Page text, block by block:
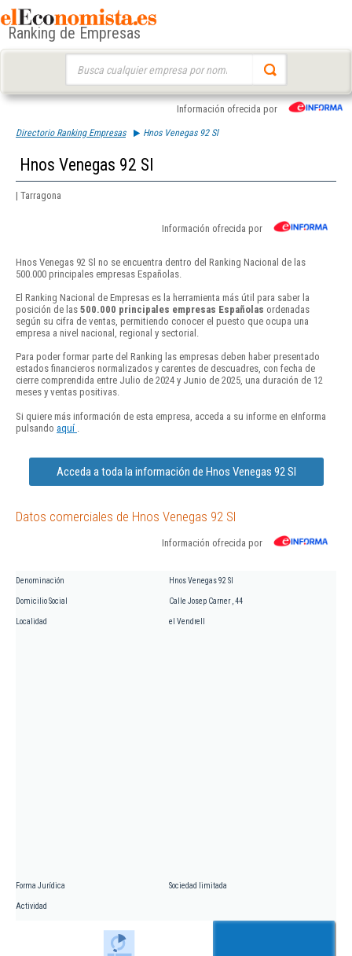
Ranking de Empresas
Información ofrecida por
Directorio Ranking Empresas Hnos Venegas 92 Sl
Hnos Venegas 92 Sl
| Tarragona
Información ofrecida por
Hnos Venegas 92 Sl no se encuentra dentro del Ranking Nacional de las
500.000 principales empresas Españolas.
El Ranking Nacional de Empresas es la herramienta más útil para saber la
posición de las 500.000 principales empresas Españolas ordenadas
según su cifra de ventas, permitiendo conocer el puesto que ocupa una
empresa a nivel nacional, regional y sectorial.
Para poder formar parte del Ranking las empresas deben haber presentado
estados financieros normalizados y carentes de descuadres, con fecha de
cierre comprendida entre Julio de 2024 y Junio de 2025, una duración de 12
meses y ventas positivas.
Si quiere más información de esta empresa, acceda a su informe en eInforma
pulsando aquí
Acceda a toda la información de Hnos Venegas 92 Sl
Datos comerciales de Hnos Venegas 92 Sl
Información ofrecida por
Denominación Hnos Venegas 92 Sl
Domicilio Social Calle Josep Carner , 44
Localidad el Vendrell
Forma Jurídica Sociedad limitada
Actividad